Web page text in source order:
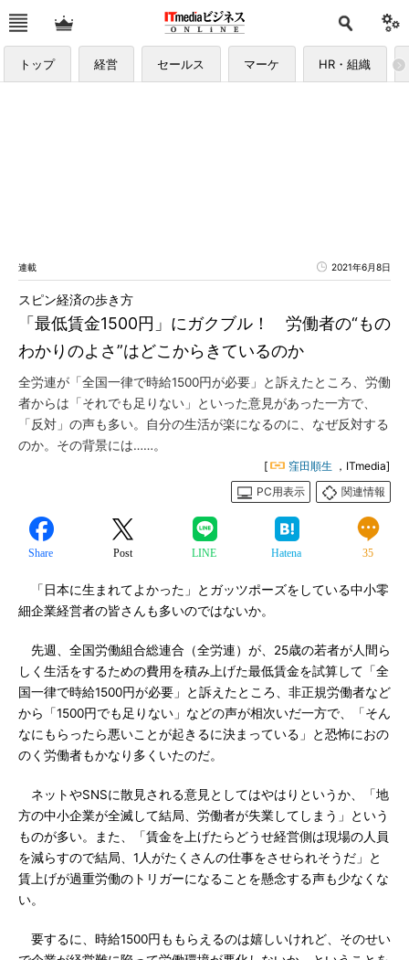
トップ 経営 セールス マーケ HR・組織
連載 2021年6月8日
「最低賃金1500円」にガクブル！ 労働者の“もの
わかりのよさ”はどこからきているのか
スピン経済の歩き方
全労連が「全国一律で時給1500円が必要」と訴えたところ、労働
者からは「それでも足りない」といった意見があった一方で、
「反対」の声も多い。自分の生活が楽になるのに、なぜ反対する
のか。その背景には……。
[ 窪田順生 ，ITmedia]
PC用表示
関連情報
Share Post LINE Hatena 35
「日本に生まれてよかった」とガッツポーズをしている中小零
細企業経営者の皆さんも多いのではないか。
先週、全国労働組合総連合（全労連）が、25歳の若者が人間ら
しく生活をするための費用を積み上げた最低賃金を試算して「全
国一律で時給1500円が必要」と訴えたところ、非正規労働者など
から「1500円でも足りない」などの声が相次いだ一方で、「そん
なにもらったら悪いことが起きるに決まっている」と恐怖におの
のく労働者もかなり多くいたのだ。
ネットやSNSに散見される意見としてはやはりというか、「地
方の中小企業が全滅して結局、労働者が失業してしまう」という
ものが多い。また、「賃金を上げたらどうせ経営側は現場の人員
を減らすので結局、1人がたくさんの仕事をさせられそうだ」と
賃上げが過重労働のトリガーになることを懸念する声も少なくな
い。
要するに、時給1500円ももらえるのは嬉しいけれど、そのせい